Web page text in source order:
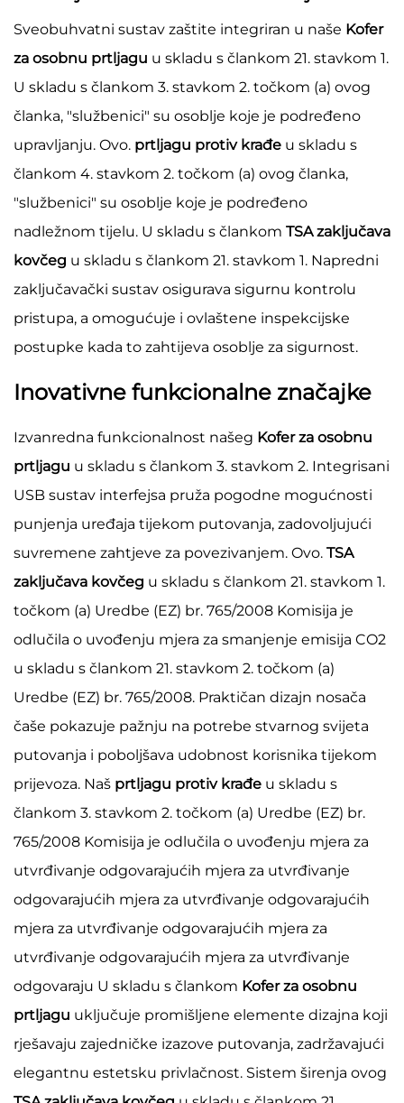
Sveobuhvatni sustav zaštite integriran u naše Kofer
za osobnu prtljagu u skladu s člankom 21. stavkom 1.
U skladu s člankom 3. stavkom 2. točkom (a) ovog
članka, "službenici" su osoblje koje je podređeno
upravljanju. Ovo. prtljagu protiv krađe u skladu s
člankom 4. stavkom 2. točkom (a) ovog članka,
"službenici" su osoblje koje je podređeno
nadležnom tijelu. U skladu s člankom TSA zaključava
kovčeg u skladu s člankom 21. stavkom 1. Napredni
zaključavački sustav osigurava sigurnu kontrolu
pristupa, a omogućuje i ovlaštene inspekcijske
postupke kada to zahtijeva osoblje za sigurnost.
Inovativne funkcionalne značajke
Izvanredna funkcionalnost našeg Kofer za osobnu
prtljagu u skladu s člankom 3. stavkom 2. Integrisani
USB sustav interfejsa pruža pogodne mogućnosti
punjenja uređaja tijekom putovanja, zadovoljujući
suvremene zahtjeve za povezivanjem. Ovo. TSA
zaključava kovčeg u skladu s člankom 21. stavkom 1.
točkom (a) Uredbe (EZ) br. 765/2008 Komisija je
odlučila o uvođenju mjera za smanjenje emisija CO2
u skladu s člankom 21. stavkom 2. točkom (a)
Uredbe (EZ) br. 765/2008. Praktičan dizajn nosača
čaše pokazuje pažnju na potrebe stvarnog svijeta
putovanja i poboljšava udobnost korisnika tijekom
prijevoza. Naš prtljagu protiv krađe u skladu s
člankom 3. stavkom 2. točkom (a) Uredbe (EZ) br.
765/2008 Komisija je odlučila o uvođenju mjera za
utvrđivanje odgovarajućih mjera za utvrđivanje
odgovarajućih mjera za utvrđivanje odgovarajućih
mjera za utvrđivanje odgovarajućih mjera za
utvrđivanje odgovarajućih mjera za utvrđivanje
odgovaraju U skladu s člankom Kofer za osobnu
prtljagu uključuje promišljene elemente dizajna koji
rješavaju zajedničke izazove putovanja, zadržavajući
elegantnu estetsku privlačnost. Sistem širenja ovog